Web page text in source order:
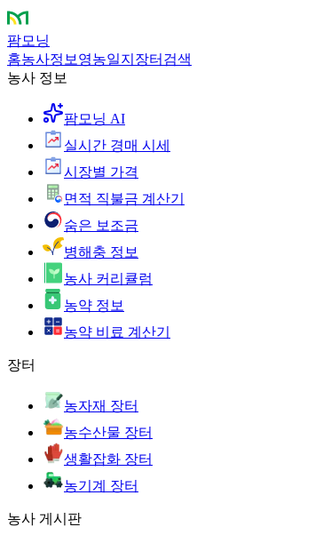
팜모닝
홈농사정보 영농일지 장터 검색
농사 정보
팜모닝 AI
실시간 경매 시세
시장별 가격
면적 직불금 계산기
숨은 보조금
병해충 정보
농사 커리큘럼
농약 정보
농약 비료 계산기
장터
농자재 장터
농수산물 장터
생활잡화 장터
농기계 장터
농사 게시판